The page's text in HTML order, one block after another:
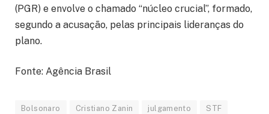
(PGR) e envolve o chamado “núcleo crucial”, formado,
segundo a acusação, pelas principais lideranças do
plano.
Fonte: Agência Brasil
Bolsonaro Cristiano Zanin julgamento STF